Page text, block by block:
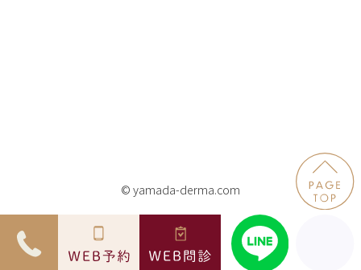
© yamada-derma.com